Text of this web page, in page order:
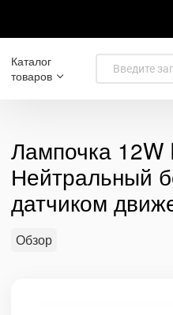
Каталог
товаров
Лампочка 12W
Нейтральный
датчиком
Обзор